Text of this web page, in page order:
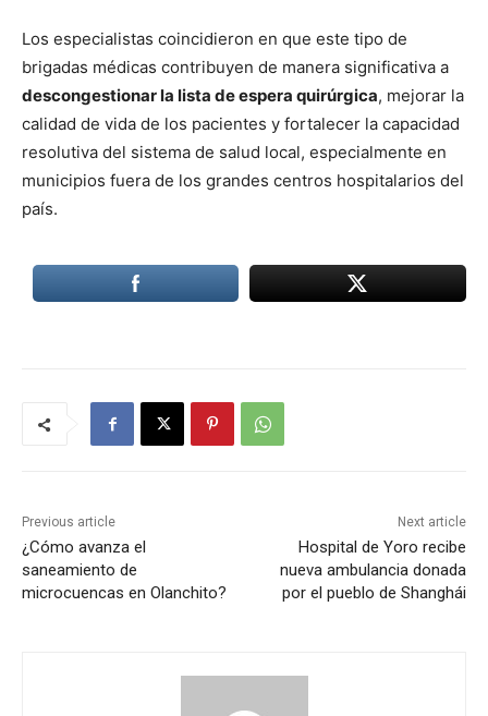
Los especialistas coincidieron en que este tipo de
brigadas médicas contribuyen de manera significativa a
descongestionar la lista de espera quirúrgica, mejorar la
calidad de vida de los pacientes y fortalecer la capacidad
resolutiva del sistema de salud local, especialmente en
municipios fuera de los grandes centros hospitalarios del
país.
Previous article
¿Cómo avanza el
saneamiento de
microcuencas en Olanchito?
Next article
Hospital de Yoro recibe
nueva ambulancia donada
por el pueblo de Shanghái